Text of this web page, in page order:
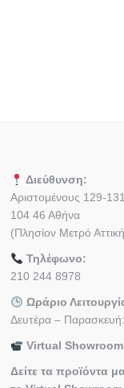
Διεύθυνση:
Αριστομένους 129-
104 46 Αθήνα
(Πλησίον Μετρό
Τηλέφωνο:
210 244 8978
Ωράριο
Δευτέρα –
Virtual
Δείτε τα προϊόντα